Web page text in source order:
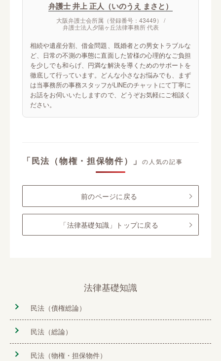
弁護士 井上 正人（いのうえ まさと）
大阪弁護士会所属（登録番号：43449） /
弁護士法人夕陽ヶ丘法律事務所 代表
相続や遺産分割、借金問題、既婚者との男女トラブルな
ど、日常の不測の事態に直面した皆様の心理的なご負担
を少しでも和らげ、円満な解決を導くためのサポートを
徹底して行っています。どんな小さなお悩みでも、まず
は当事務所の事務スタッフがLINEのチャットにて丁寧に
お話をお伺いいたしますので、どうぞお気軽にご相談く
ださい。
「民法（物権・担保物件）」の人気の記事
前のページに戻る
「法律基礎知識」トップに戻る
法律基礎知識
民法（債権総論）
民法（総論）
民法（物権・担保物件）